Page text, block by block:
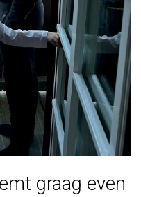
graag even